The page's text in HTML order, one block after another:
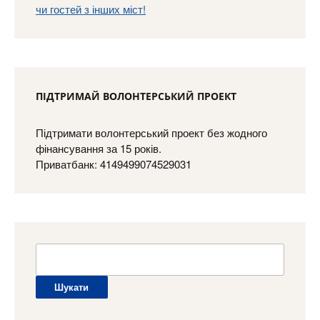
ПІДТРИМАЙ ВОЛОНТЕРСЬКИЙ ПРОЕКТ
Підтримати волонтерський проект без жодного
фінансування за 15 років.
Приватбанк: 4149499074529031